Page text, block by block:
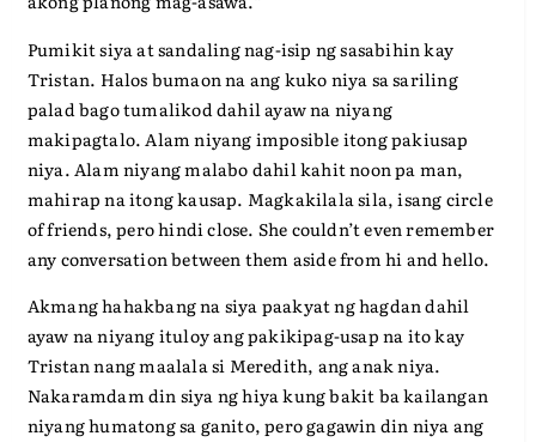
Pumikit siya at sandaling nag-isip ng sasabihin kay
Tristan. Halos bumaon na ang kuko niya sa sariling
palad bago tumalikod dahil ayaw na niyang
makipagtalo. Alam niyang imposible itong pakiusap
niya. Alam niyang malabo dahil kahit noon pa man,
mahirap na itong kausap. Magkakilala sila, isang circle
of friends, pero hindi close. She couldn’t even remember
any conversation between them aside from hi and hello.
Akmang hahakbang na siya paakyat ng hagdan dahil
ayaw na niyang ituloy ang pakikipag-usap na ito kay
Tristan nang maalala si Meredith, ang anak niya.
Nakaramdam din siya ng hiya kung bakit ba kailangan
niyang humatong sa ganito, pero gagawin din niya ang